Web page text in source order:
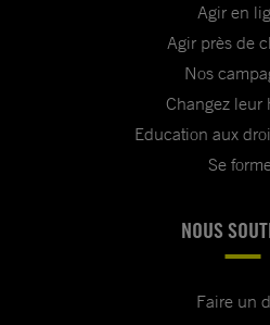
Agir en
Agir près de
Nos
Changez leur
Education aux
Se
NOUS
Faire un